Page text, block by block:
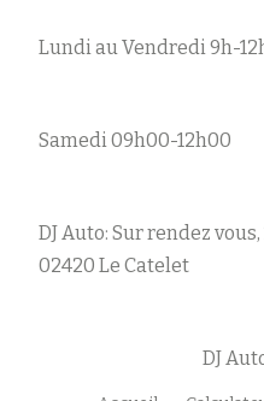
Lundi au Vendredi 9h-
Samedi 09h00-12h00
DJ Auto: Sur rendez
02420 Le Catelet
DJ